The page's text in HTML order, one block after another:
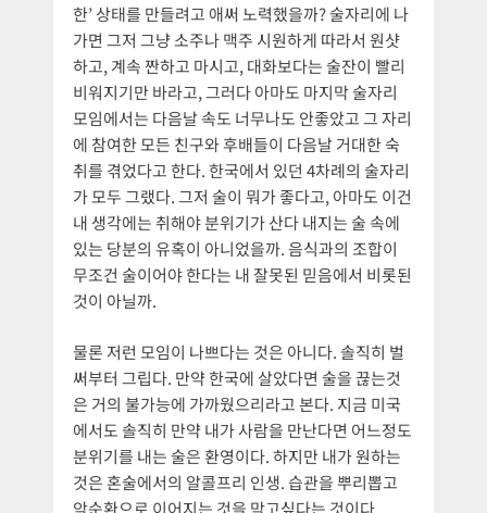
한’ 상태를 만들려고 애써 노력했을까? 술자리에 나
가면 그저 그냥 소주나 맥주 시원하게 따라서 원샷
하고, 계속 짠하고 마시고, 대화보다는 술잔이 빨리
비워지기만 바라고, 그러다 아마도 마지막 술자리
모임에서는 다음날 속도 너무나도 안좋았고 그 자리
에 참여한 모든 친구와 후배들이 다음날 거대한 숙
취를 겪었다고 한다. 한국에서 있던 4차례의 술자리
가 모두 그랬다. 그저 술이 뭐가 좋다고, 아마도 이건
내 생각에는 취해야 분위기가 산다 내지는 술 속에
있는 당분의 유혹이 아니었을까. 음식과의 조합이
무조건 술이어야 한다는 내 잘못된 믿음에서 비롯된
것이 아닐까.
물론 저런 모임이 나쁘다는 것은 아니다. 솔직히 벌
써부터 그립다. 만약 한국에 살았다면 술을 끊는것
은 거의 불가능에 가까웠으리라고 본다. 지금 미국
에서도 솔직히 만약 내가 사람을 만난다면 어느정도
분위기를 내는 술은 환영이다. 하지만 내가 원하는
것은 혼술에서의 알콜프리 인생. 습관을 뿌리뽑고
악순환으로 이어지는 것을 막고싶다는 것이다.